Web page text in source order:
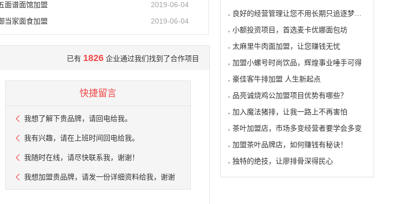
面谱面馆加盟
2019-06-04
当家面食加盟 2019-06-04
已有 1826 企业通过我们找到了合作项目
快捷留言
我想了解下贵品牌，请回电给我。
我有兴趣，请在上班时间回电给我。
我随时在线，请尽快联系我，谢谢！
我想加盟贵品牌，请发一份详细资料给我，谢谢
良好的经营管理让您不用长期只追逐梦想的影子
小额投资项目，首选麦卡优娜面包坊
太麻里牛肉面加盟，让您赚钱无忧
加盟小螺号时尚饮品，辉煌事业唾手可得
豪佳客牛排加盟 人生新起点
品亮诚烧鸡公加盟项目优势有哪些？
加入魔法猪排，让我一路上不再害怕
茶叶加盟店，市场多变经营者要学会多变
加盟茶叶品牌店，如何赚钱有秘诀！
独特的绝技，让廖排骨深得民心